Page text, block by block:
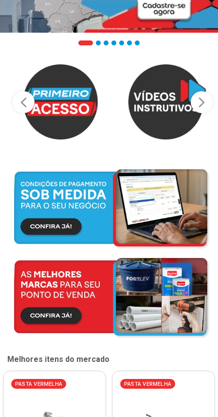
Melhores itens do mercado
PASTA VERMELHA PASTA VERMELHA